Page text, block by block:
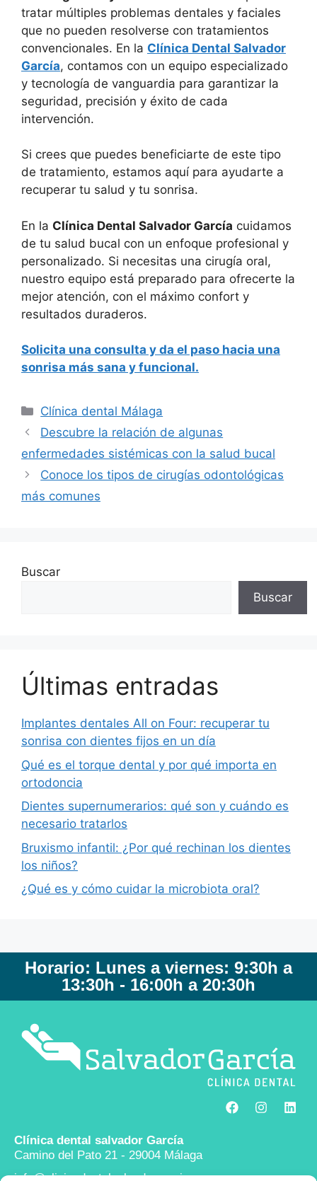
tratar múltiples problemas dentales y faciales
que no pueden resolverse con tratamientos
convencionales. En la Clínica Dental Salvador
García, contamos con un equipo especializado
y tecnología de vanguardia para garantizar la
seguridad, precisión y éxito de cada
intervención.
Si crees que puedes beneficiarte de este tipo
de tratamiento, estamos aquí para ayudarte a
recuperar tu salud y tu sonrisa.
En la Clínica Dental Salvador García cuidamos
de tu salud bucal con un enfoque profesional y
personalizado. Si necesitas una cirugía oral,
nuestro equipo está preparado para ofrecerte la
mejor atención, con el máximo confort y
resultados duraderos.
Solicita una consulta y da el paso hacia una
sonrisa más sana y funcional.
Clínica dental Málaga
Descubre la relación de algunas
enfermedades sistémicas con la salud bucal
Conoce los tipos de cirugías odontológicas
más comunes
Buscar
Buscar
Últimas entradas
Implantes dentales All on Four: recuperar tu
sonrisa con dientes fijos en un día
Qué es el torque dental y por qué importa en
ortodoncia
Dientes supernumerarios: qué son y cuándo es
necesario tratarlos
Bruxismo infantil: ¿Por qué rechinan los dientes
los niños?
¿Qué es y cómo cuidar la microbiota oral?
Horario: Lunes a viernes: 9:30h a
13:30h - 16:00h a 20:30h
Clínica dental salvador García
Camino del Pato 21 - 29004 Málaga
info@clinicadentalsalvadorgarcia.com